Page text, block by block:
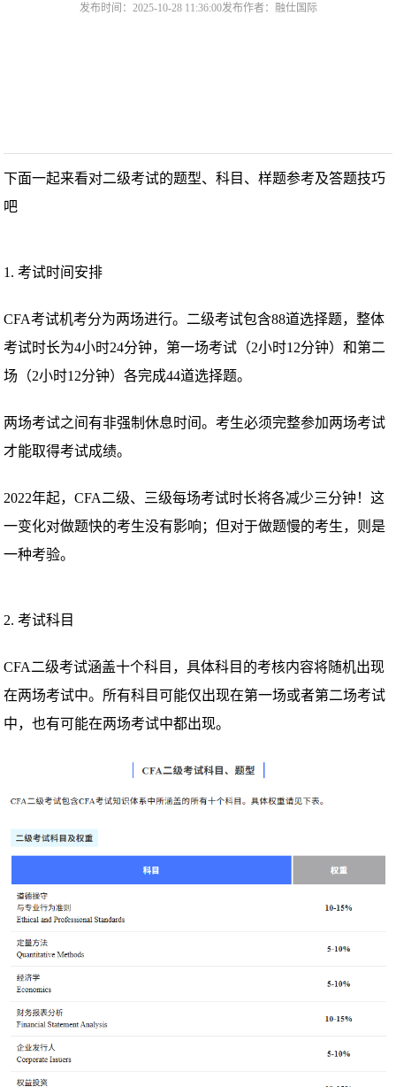
发布时间：2025-10-28 11:36:00发布作者：融仕国际
下面一起来看对二级考试的题型、科目、样题参考及答题技巧
吧
1. 考试时间安排
CFA考试机考分为两场进行。二级考试包含88道选择题，整体
考试时长为4小时24分钟，第一场考试（2小时12分钟）和第二
场（2小时12分钟）各完成44道选择题。
两场考试之间有非强制休息时间。考生必须完整参加两场考试
才能取得考试成绩。
2022年起，CFA二级、三级每场考试时长将各减少三分钟！这
一变化对做题快的考生没有影响；但对于做题慢的考生，则是
一种考验。
2. 考试科目
CFA二级考试涵盖十个科目，具体科目的考核内容将随机出现
在两场考试中。所有科目可能仅出现在第一场或者第二场考试
中，也有可能在两场考试中都出现。